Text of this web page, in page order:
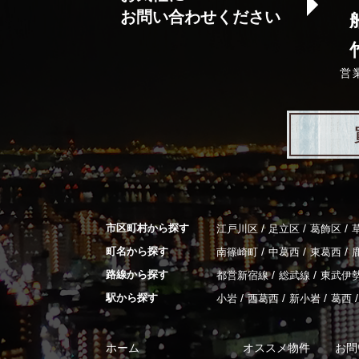
お問い合わせください
営
市区町村から探す 江戸川区 / 足立区 / 葛飾区 /
町名から探す
南篠崎町 / 中葛西 / 東葛西 /
路線から探す
都営新宿線 / 総武線 / 東武伊
駅から探す
小岩 / 西葛西 / 新小岩 / 葛西 /
ホーム オススメ物件 お